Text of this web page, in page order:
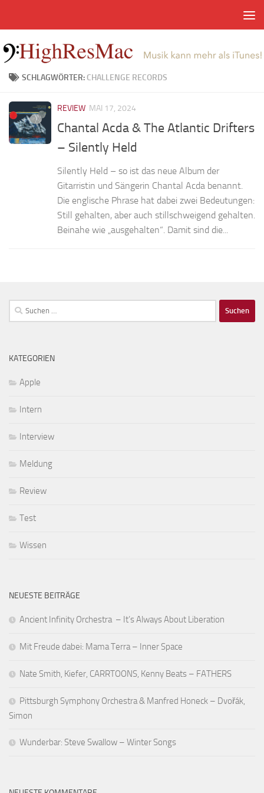
SCHLAGWÖRTER: CHALLENGE RECORDS
REVIEW MAI 17, 2024
Chantal Acda & The Atlantic Drifters
– Silently Held
Silently Held – so ist das neue Album der
Gitarristin und Sängerin Chantal Acda benannt.
Die englische Phrase hat dabei zwei Bedeutungen:
Still gehalten, aber auch stillschweigend gehalten.
Beinahe wie „ausgehalten“. Damit sind die...
Suchen
nach:
KATEGORIEN
Apple
Intern
Interview
Meldung
Review
Test
Wissen
NEUESTE BEITRÄGE
Ancient Infinity Orchestra – It’s Always About Liberation
Mit Freude dabei: Mama Terra – Inner Space
Nate Smith, Kiefer, CARRTOONS, Kenny Beats – FATHERS
Pittsburgh Symphony Orchestra & Manfred Honeck – Dvořák,
Simon
Wunderbar: Steve Swallow – Winter Songs